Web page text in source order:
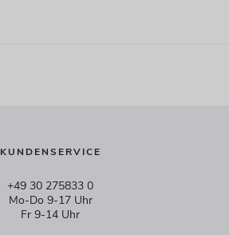
KUNDENSERVICE
+49 30 275833 0
Mo-Do 9-17 Uhr
Fr 9-14 Uhr